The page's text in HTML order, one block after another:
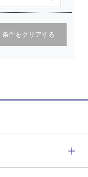
条件をクリアする